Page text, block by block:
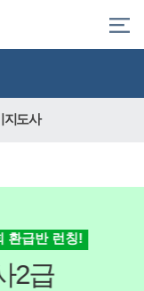
지도사
급반 런칭!
급